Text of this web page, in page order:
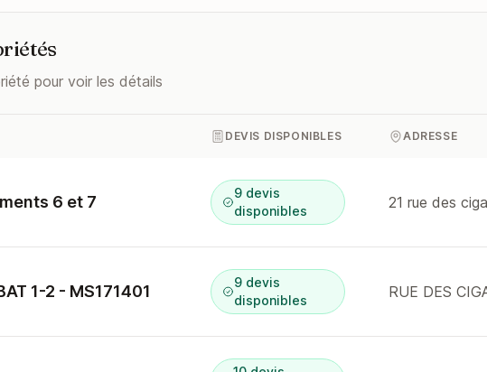
pour voir les détails
DEVIS DISPONIBLES ADRESSE
6 et 7
9 devis
disponibles
21 rue des
1-2 - MS171401
9 devis
disponibles
RUE DES